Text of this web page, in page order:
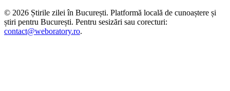
© 2026 Știrile zilei în București. Platformă locală de cunoaștere și
știri pentru București. Pentru sesizări sau corecturi:
contact@weboratory.ro.